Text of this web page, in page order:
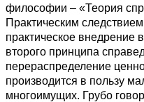
философии – «Теория
Практическим
практическое внедрение
второго принципа
перераспределение
производится в пользу
многоимущих. Грубо